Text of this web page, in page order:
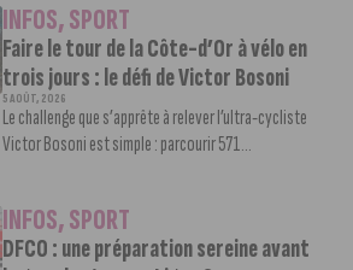
INFOS,SPORT
Faire le tour de la Côte-d’Or à vélo en
trois jours : le défi de Victor Bosoni
5 AOÛT, 2026
Le challenge que s’apprête à relever l’ultra-cycliste
Victor Bosoni est simple : parcourir 571...
INFOS,SPORT
DFCO : une préparation sereine avant